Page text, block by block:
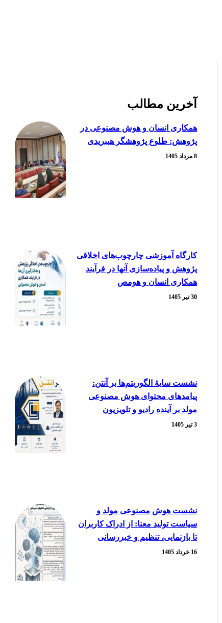
آخرین مطالب
همکاری انسان و هوش مصنوعی در
پژوهش: طلوع پژوهشگر هیبریدی
8 مرداد 1405
کارگاه آموزشی چارچوب‌های اخلاقی
پژوهش و پیاده‌سازی آنها در فرآیند
همکاری انسان و هومص
30 تیر 1405
نشست سایۀ الگوریتم‌ها بر آنتن:
پیامدهای محتوای هوش مصنوعی
مولد بر آینده رادیو و تلویزیون
3 تیر 1405
نشست هوش مصنوعی مولد و
سیاست تولید معنا: از ادراک کاربران
تا بازنمایی، تنظیم و خبررسانی
16 خرداد 1405